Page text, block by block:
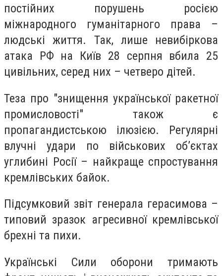
постійних порушень росією
міжнародного гуманітарного права –
людські життя. Так, лише невибіркова
атака РФ на Київ 28 серпня вбила 25
цивільних, серед них – четверо дітей.
Теза про "знищення української ракетної
промисловості" також є
пропагандистською ілюзією. Регулярні
влучні удари по військових об’єктах
углибині Росії – найкраще спростування
кремлівських байок.
Підсумковий звіт генерала герасимова –
типовий зразок агресивної кремлівської
брехні та пихи.
Українські Сили оборони тримають